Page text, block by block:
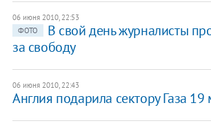
06 июня 2010, 22:53
ФОТО
В свой день журналисты
за свободу
06 июня 2010, 22:43
Англия подарила сектору Газа